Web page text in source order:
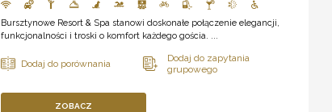
Bursztynowe Resort & Spa stanowi doskonałe połączenie elegancji,
funkcjonalności i troski o komfort każdego gościa. ...
ZOBACZ